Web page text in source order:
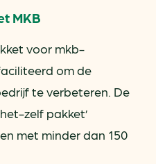
MKB
voor mkb-
om de
te verbeteren. De
zelf pakket’
met minder dan 150